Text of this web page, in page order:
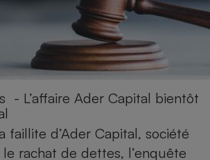
- L’affaire Ader Capital bientôt
faillite d’Ader Capital, société
rachat de dettes, l’enquête